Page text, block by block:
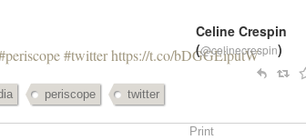
#twitterhttps://t.co/bDGGEiputW
Celine Crespin
(@celinecrespin)
periscope twitter
Print